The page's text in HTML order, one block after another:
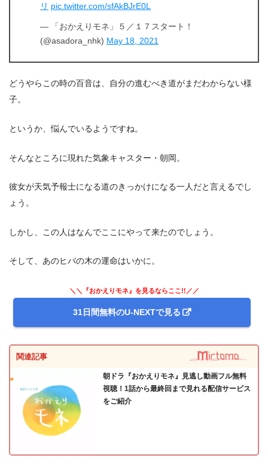
リ pic.twitter.com/sfAkBJrE0L
— 「おかえりモネ」５／１７スタート！
(@asadora_nhk) May 18, 2021
どうやらこの時の百音は、自分の進むべき道がまだわからない様
子。
というか、悩んでいるようですね。
そんなところに現れた気象キャスター・朝岡。
彼女が天気予報士になる道のきっかけになる一人だと言えるでし
ょう。
しかし、この人はなんでここにやって来たのでしょう。
そして、あのヒバの木の運命はいかに。
＼＼『おかえりモネ』を見るならここ!!／／
31日間無料のU-NEXTで見る
関連記事
朝ドラ『おかえりモネ』見逃し動画フル無料
視聴！1話から最終回まで見れる配信サービス
をご紹介